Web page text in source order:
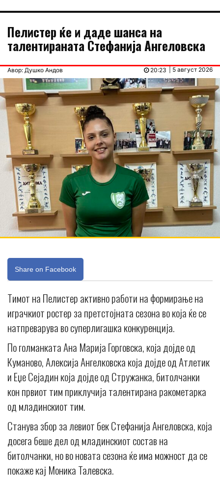
Пелистер ќе и даде шанса на
талентираната Стефанија Ангеловска
Авор: Душко Андов | 5 август 2026
20:23
Share on Facebook
Тимот на Пелистер активно работи на формирање на
играчкиот ростер за претстојната сезона во која ќе се
натпреварува во суперлигашка конкуренција.
По голманката Ана Марија Горговска, која дојде од
Куманово, Алексија Ангелковска која дојде од Атлетик
и Еџе Сејадин која дојде од Стружанка, битолчанки
кон првиот тим приклучија талентирана ракометарка
од младинскиот тим.
Станува збор за левиот бек Стефанија Ангеловска, која
досега беше дел од младинскиот состав на
битолчанки, но во новата сезона ќе има можност да се
покаже кај Моника Талевска.